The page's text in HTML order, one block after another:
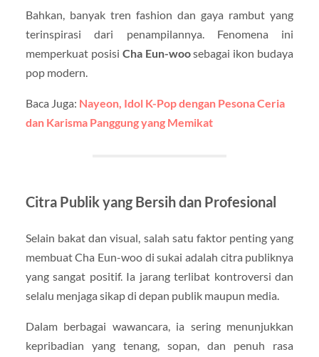
Bahkan, banyak tren fashion dan gaya rambut yang
terinspirasi dari penampilannya. Fenomena ini
memperkuat posisi Cha Eun-woosebagai ikon budaya
pop modern.
Baca Juga: Nayeon, Idol K-Pop dengan Pesona Ceria
dan Karisma Panggung yang Memikat
Citra Publik yang Bersih dan Profesional
Selain bakat dan visual, salah satu faktor penting yang
membuat Cha Eun-woo di sukai adalah citra publiknya
yang sangat positif. Ia jarang terlibat kontroversi dan
selalu menjaga sikap di depan publik maupun media.
Dalam berbagai wawancara, ia sering menunjukkan
kepribadian yang tenang, sopan, dan penuh rasa